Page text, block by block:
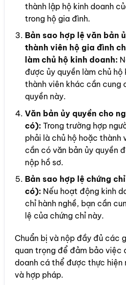
thành lập hộ kinh doanh
trong hộ gia đình.
Bản sao hợp lệ văn bản
thành viên hộ gia đình
làm chủ hộ kinh doanh:
được ủy quyền làm chủ hộ
thành viên khác cần cung
quyền này.
Văn bản ủy quyền cho
có): Trong trường hợp
phải là chủ hộ hoặc thành
cần có văn bản ủy quyền
nộp hồ sơ.
Bản sao hợp lệ chứng
có): Nếu hoạt động kinh
chỉ hành nghề, bạn cần
lệ của chứng chỉ này.
Chuẩn bị và nộp đầy đủ các
quan trọng để đảm bảo việc
doanh cá thể được thực hiện
và hợp pháp.